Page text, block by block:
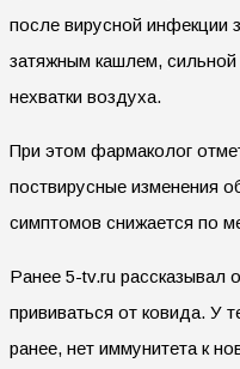
после вирусной инфекции
затяжным кашлем,
нехватки воздуха.
При этом фармаколог
поствирусные изменения
симптомов снижается по
Ранее 5-tv.ru рассказывал
прививаться от ковида. У
ранее, нет иммунитета к